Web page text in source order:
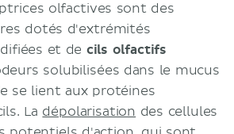
olfactives sont des
dotés d'extrémités
et de cils olfactifs
solubilisées dans le mucus
se lient aux protéines
La dépolarisation des cellules